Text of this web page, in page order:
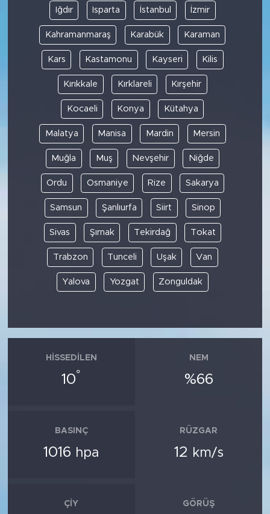
Iğdır Isparta İstanbul İzmir
Kahramanmaraş Karabük Karaman
Kars Kastamonu Kayseri Kilis
Kırıkkale Kırklareli Kırşehir
Kocaeli Konya Kütahya
Malatya Manisa Mardin Mersin
Muğla Muş Nevşehir Niğde
Ordu Osmaniye Rize Sakarya
Samsun Şanlıurfa Siirt Sinop
Sivas Şırnak Tekirdağ Tokat
Trabzon Tunceli Uşak Van
Yalova Yozgat Zonguldak
HISSEDILEN
10°
NEM
%66
BASINÇ
1016 hpa
RÜZGAR
12 km/s
ÇIY GÖRÜŞ